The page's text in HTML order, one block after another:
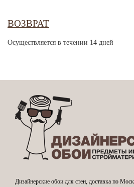
ВОЗВРАТ
Осуществляется в течении 14 дней
Дизайнерские обои для стен, доставка по